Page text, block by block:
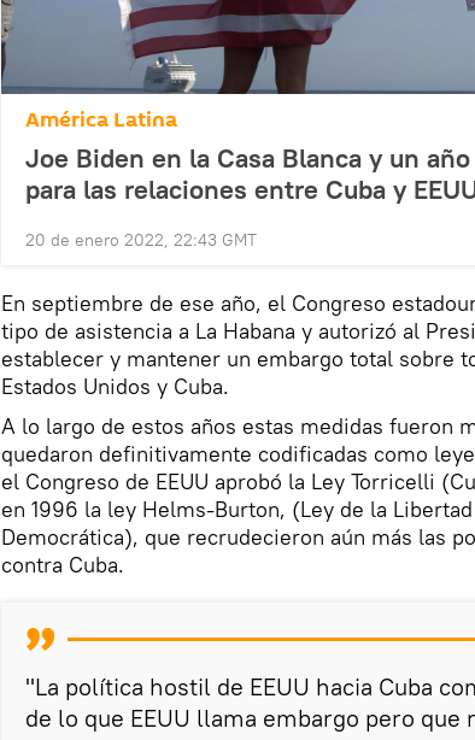
América Latina
Joe Biden en la Casa Blanca y un
para las relaciones entre Cuba y
20 de enero 2022, 22:43 GMT
En septiembre de ese año, el Congreso
tipo de asistencia a La Habana y autorizó al
establecer y mantener un embargo total sobre
Estados Unidos y Cuba.
A lo largo de estos años estas medidas fueron
quedaron definitivamente codificadas como
el Congreso de EEUU aprobó la Ley Torricelli
en 1996 la ley Helms-Burton, (Ley de la
Democrática), que recrudecieron aún más las
contra Cuba.
"La política hostil de EEUU hacia Cuba
de lo que EEUU llama embargo pero que